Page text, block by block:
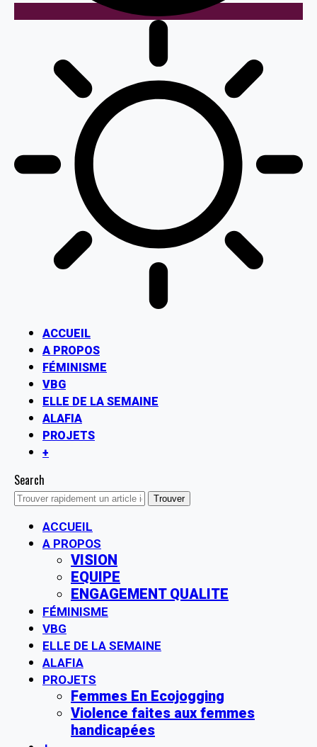
ACCUEIL
A PROPOS
FÉMINISME
VBG
ELLE DE LA SEMAINE
ALAFIA
PROJETS
+
Search
ACCUEIL
A PROPOS
VISION
EQUIPE
ENGAGEMENT QUALITE
FÉMINISME
VBG
ELLE DE LA SEMAINE
ALAFIA
PROJETS
Femmes En Ecojogging
Violence faites aux femmes
handicapées